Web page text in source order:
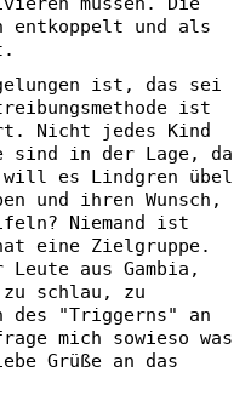
entkoppelt und als
ist, das sei
ist
Nicht jedes Kind
sind in der Lage, da
es Lindgren übel
und ihren Wunsch,
Niemand ist
eine Zielgruppe.
aus Gambia,
schlau, zu
des "Triggerns" an
mich sowieso was
Grüße an das